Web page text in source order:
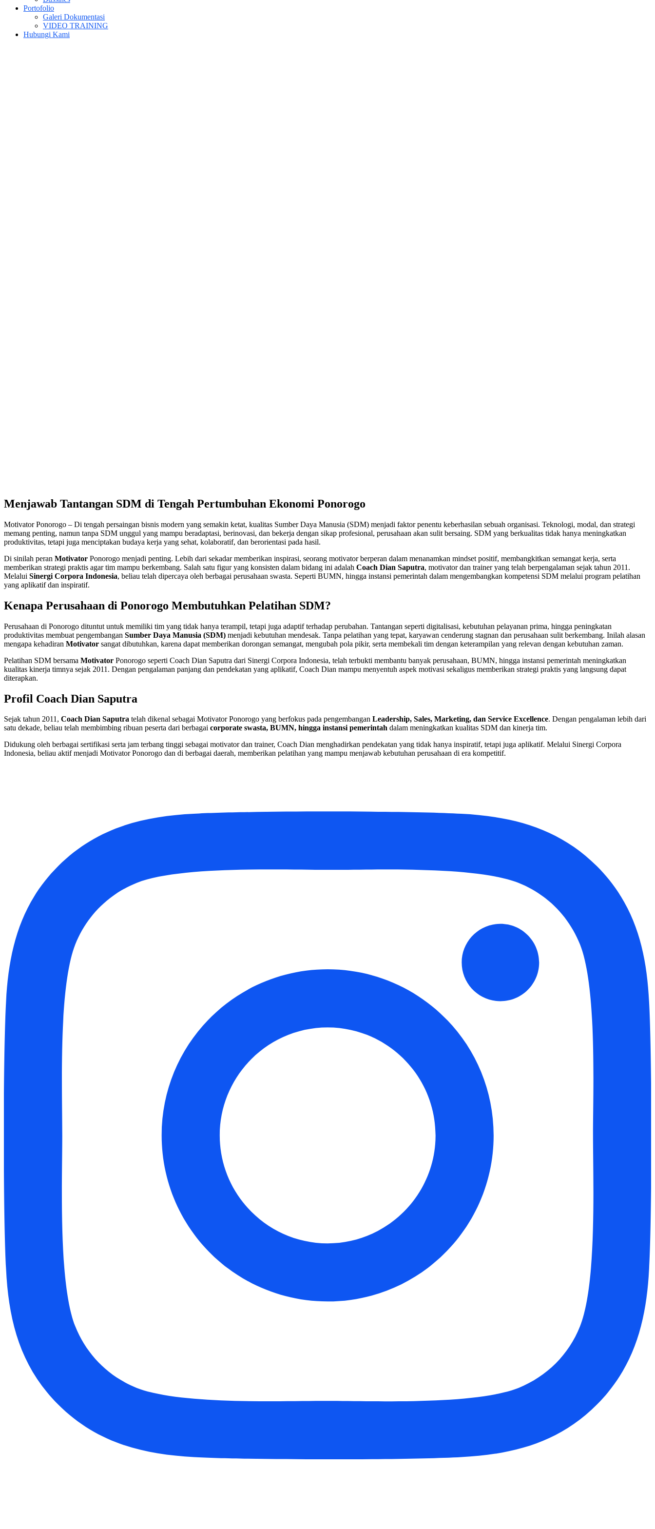
Portofolio
Galeri Dokumentasi
VIDEO TRAINING
Hubungi Kami
Menjawab Tantangan SDM di Tengah Pertumbuhan Ekonomi Ponorogo
Motivator Ponorogo – Di tengah persaingan bisnis modern yang semakin ketat, kualitas Sumber Daya Manusia (SDM) menjadi faktor penentu keberhasilan sebuah organisasi. Teknologi, modal, dan strategi
memang penting, namun tanpa SDM unggul yang mampu beradaptasi, berinovasi, dan bekerja dengan sikap profesional, perusahaan akan sulit bersaing. SDM yang berkualitas tidak hanya meningkatkan
produktivitas, tetapi juga menciptakan budaya kerja yang sehat, kolaboratif, dan berorientasi pada hasil.
Di sinilah peran Motivator Ponorogo menjadi penting. Lebih dari sekadar memberikan inspirasi, seorang motivator berperan dalam menanamkan mindset positif, membangkitkan semangat kerja, serta
memberikan strategi praktis agar tim mampu berkembang. Salah satu figur yang konsisten dalam bidang ini adalah Coach Dian Saputra, motivator dan trainer yang telah berpengalaman sejak tahun 2011.
Melalui Sinergi Corpora Indonesia, beliau telah dipercaya oleh berbagai perusahaan swasta. Seperti BUMN, hingga instansi pemerintah dalam mengembangkan kompetensi SDM melalui program pelatihan
yang aplikatif dan inspiratif.
Kenapa Perusahaan di Ponorogo Membutuhkan Pelatihan SDM?
Perusahaan di Ponorogo dituntut untuk memiliki tim yang tidak hanya terampil, tetapi juga adaptif terhadap perubahan. Tantangan seperti digitalisasi, kebutuhan pelayanan prima, hingga peningkatan
produktivitas membuat pengembangan Sumber Daya Manusia (SDM) menjadi kebutuhan mendesak. Tanpa pelatihan yang tepat, karyawan cenderung stagnan dan perusahaan sulit berkembang. Inilah alasan
mengapa kehadiran Motivator sangat dibutuhkan, karena dapat memberikan dorongan semangat, mengubah pola pikir, serta membekali tim dengan keterampilan yang relevan dengan kebutuhan zaman.
Pelatihan SDM bersama Motivator Ponorogo seperti Coach Dian Saputra dari Sinergi Corpora Indonesia, telah terbukti membantu banyak perusahaan, BUMN, hingga instansi pemerintah meningkatkan
kualitas kinerja timnya sejak 2011. Dengan pengalaman panjang dan pendekatan yang aplikatif, Coach Dian mampu menyentuh aspek motivasi sekaligus memberikan strategi praktis yang langsung dapat
diterapkan.
Profil Coach Dian Saputra
Sejak tahun 2011, Coach Dian Saputra telah dikenal sebagai Motivator Ponorogo yang berfokus pada pengembangan Leadership, Sales, Marketing, dan Service Excellence. Dengan pengalaman lebih dari
satu dekade, beliau telah membimbing ribuan peserta dari berbagai corporate swasta, BUMN, hingga instansi pemerintah dalam meningkatkan kualitas SDM dan kinerja tim.
Didukung oleh berbagai sertifikasi serta jam terbang tinggi sebagai motivator dan trainer, Coach Dian menghadirkan pendekatan yang tidak hanya inspiratif, tetapi juga aplikatif. Melalui Sinergi Corpora
Indonesia, beliau aktif menjadi Motivator Ponorogo dan di berbagai daerah, memberikan pelatihan yang mampu menjawab kebutuhan perusahaan di era kompetitif.